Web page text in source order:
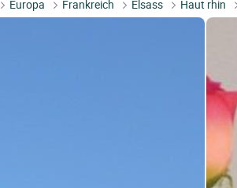
Europa Frankreich Elsass Haut rhin